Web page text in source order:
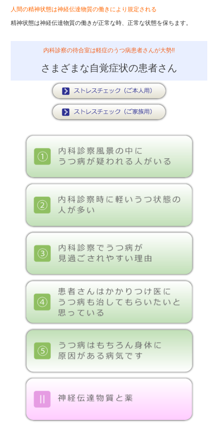
人間の精神状態は神経伝達物質の働きにより規定される
精神状態は神経伝達物質の働きが正常な時、正常な状態を保ちます。
内科診察の待合室は軽症のうつ病患者さんが大勢!!
さまざまな自覚症状の患者さん